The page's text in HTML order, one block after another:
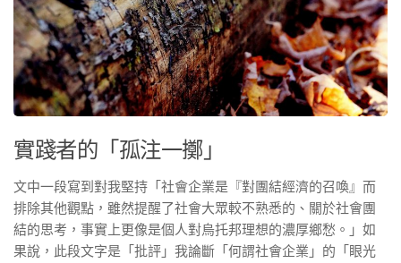
實踐者的「孤注一擲」
文中一段寫到對我堅持「社會企業是『對團結經濟的召喚』而
排除其他觀點，雖然提醒了社會大眾較不熟悉的、關於社會團
結的思考，事實上更像是個人對烏托邦理想的濃厚鄉愁。」如
果說，此段文字是「批評」我論斷「何謂社會企業」的「眼光